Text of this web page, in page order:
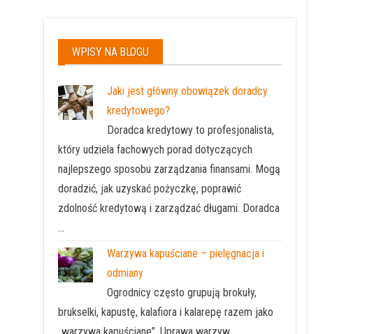
WPISY NA BLOGU
Jaki jest główny obowiązek doradcy
kredytowego?
Doradca kredytowy to profesjonalista,
który udziela fachowych porad dotyczących
najlepszego sposobu zarządzania finansami. Mogą
doradzić, jak uzyskać pożyczkę, poprawić
zdolność kredytową i zarządzać długami. Doradca
…
Warzywa kapuściane – pielęgnacja i
odmiany
Ogrodnicy często grupują brokuły,
brukselki, kapustę, kalafiora i kalarepę razem jako
„warzywa kapuściane”. Uprawa warzyw